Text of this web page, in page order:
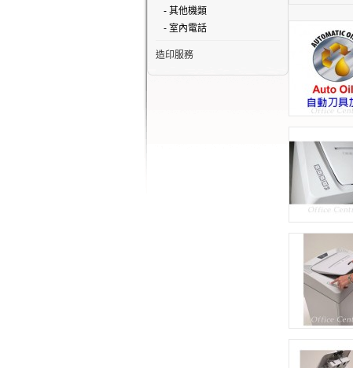
- 其他機類
- 室內電話
造印服務